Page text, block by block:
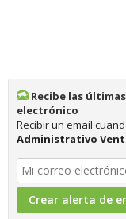
Recibe las
electrónico
Recibir un email
Administrativo